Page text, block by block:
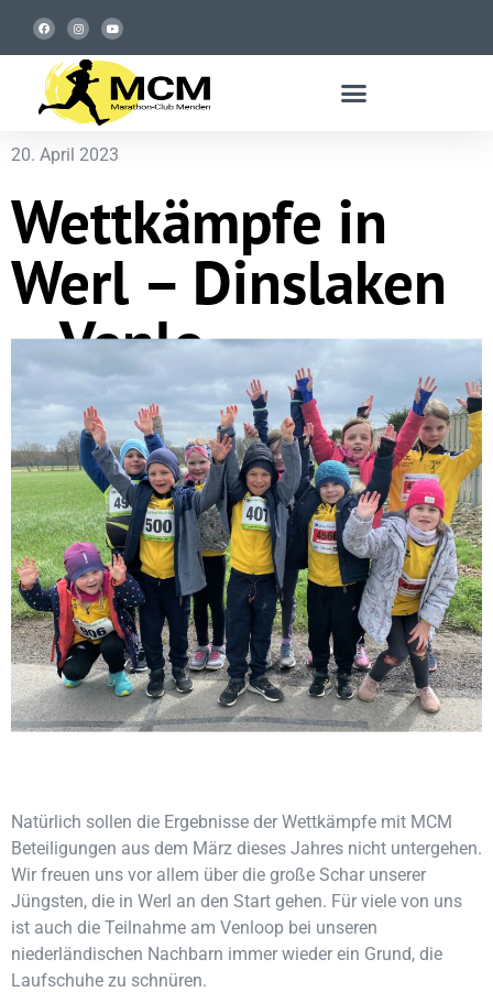
20. April 2023
Wettkämpfe in
Werl – Dinslaken
– Venlo
Natürlich sollen die Ergebnisse der Wettkämpfe mit MCM
Beteiligungen aus dem März dieses Jahres nicht untergehen.
Wir freuen uns vor allem über die große Schar unserer
Jüngsten, die in Werl an den Start gehen. Für viele von uns
ist auch die Teilnahme am Venloop bei unseren
niederländischen Nachbarn immer wieder ein Grund, die
Laufschuhe zu schnüren.